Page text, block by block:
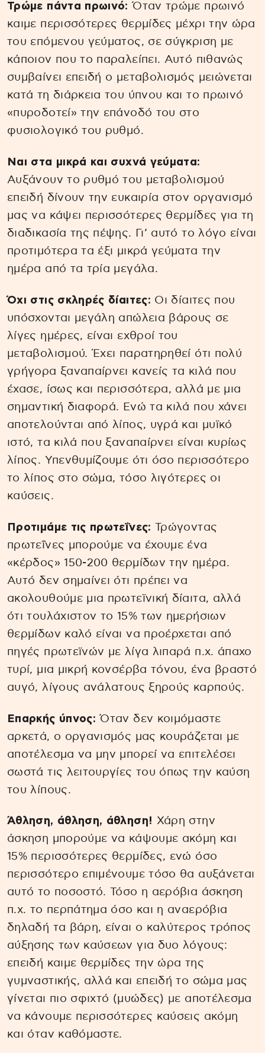
Τρώμε πάντα πρωινό: Όταν τρώμε πρωινό
καιμε περισσότερες θερμίδες μέχρι την ώρα
του επόμενου γεύματος, σε σύγκριση με
κάποιον που το παραλείπει. Αυτό πιθανώς
συμβαίνει επειδή ο μεταβολισμός μειώνεται
κατά τη διάρκεια του ύπνου και το πρωινό
«πυροδοτεί» την επάνοδό του στο
φυσιολογικό του ρυθμό.
Ναι στα μικρά και συχνά γεύματα:
Αυξάνουν το ρυθμό του μεταβολισμού
επειδή δίνουν την ευκαιρία στον οργανισμό
μας να κάψει περισσότερες θερμίδες για τη
διαδικασία της πέψης. Γι’ αυτό το λόγο είναι
προτιμότερα τα έξι μικρά γεύματα την
ημέρα από τα τρία μεγάλα.
Όχι στις σκληρές δίαιτες: Οι δίαιτες που
υπόσχονται μεγάλη απώλεια βάρους σε
λίγες ημέρες, είναι εχθροί του
μεταβολισμού. Έχει παρατηρηθεί ότι πολύ
γρήγορα ξαναπαίρνει κανείς τα κιλά που
έχασε, ίσως και περισσότερα, αλλά με μια
σημαντική διαφορά. Ενώ τα κιλά που χάνει
αποτελούνται από λίπος, υγρά και μυϊκό
ιστό, τα κιλά που ξαναπαίρνει είναι κυρίως
λίπος. Υπενθυμίζουμε ότι όσο περισσότερο
το λίπος στο σώμα, τόσο λιγότερες οι
καύσεις.
Προτιμάμε τις πρωτεΐνες: Τρώγοντας
πρωτεΐνες μπορούμε να έχουμε ένα
«κέρδος» 150-200 θερμίδων την ημέρα.
Αυτό δεν σημαίνει ότι πρέπει να
ακολουθούμε μια πρωτεϊνική δίαιτα, αλλά
ότι τουλάχιστον το 15% των ημερήσιων
θερμίδων καλό είναι να προέρχεται από
πηγές πρωτεϊνών με λίγα λιπαρά π.χ. άπαχο
τυρί, μια μικρή κονσέρβα τόνου, ένα βραστό
αυγό, λίγους ανάλατους ξηρούς καρπούς.
Επαρκής ύπνος: Όταν δεν κοιμόμαστε
αρκετά, ο οργανισμός μας κουράζεται με
αποτέλεσμα να μην μπορεί να επιτελέσει
σωστά τις λειτουργίες του όπως την καύση
του λίπους.
Άθληση, άθληση, άθληση! Χάρη στην
άσκηση μπορούμε να κάψουμε ακόμη και
15% περισσότερες θερμίδες, ενώ όσο
περισσότερο επιμένουμε τόσο θα αυξάνεται
αυτό το ποσοστό. Τόσο η αερόβια άσκηση
π.χ. το περπάτημα όσο και η αναερόβια
δηλαδή τα βάρη, είναι ο καλύτερος τρόπος
αύξησης των καύσεων για δυο λόγους:
επειδή καιμε θερμίδες την ώρα της
γυμναστικής, αλλά και επειδή το σώμα μας
γίνεται πιο σφιχτό (μυώδες) με αποτέλεσμα
να κάνουμε περισσότερες καύσεις ακόμη
και όταν καθόμαστε.